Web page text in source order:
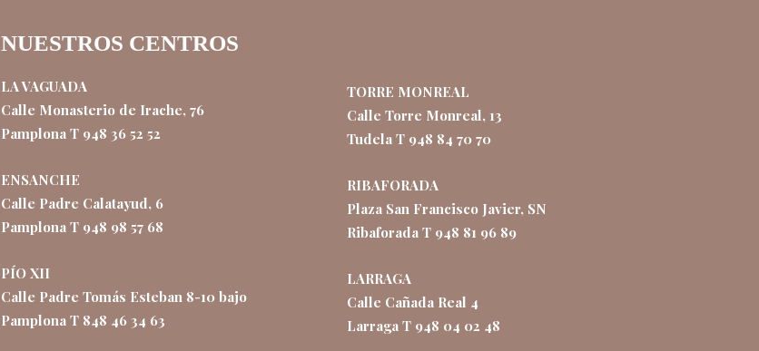
NUESTROS CENTROS
LA VAGUADA
Calle Monasterio de Irache, 76
Pamplona T 948 36 52 52
ENSANCHE
Calle Padre Calatayud, 6
Pamplona T 948 98 57 68
PÍO XII
Calle Padre Tomás Esteban 8-10 bajo
Pamplona T 848 46 34 63
TORRE MONREAL
Calle Torre Monreal, 13
Tudela T 948 84 70 70
RIBAFORADA
Plaza San Francisco Javier, SN
Ribaforada T 948 81 96 89
LARRAGA
Calle Cañada Real 4
Larraga T 948 04 02 48